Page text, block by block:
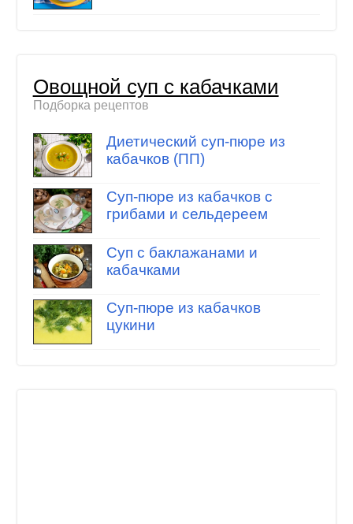
Овощной суп с кабачками
Подборка рецептов
Диетический суп-пюре из
кабачков (ПП)
Суп-пюре из кабачков с
грибами и сельдереем
Суп с баклажанами и
кабачками
Суп-пюре из кабачков
цукини